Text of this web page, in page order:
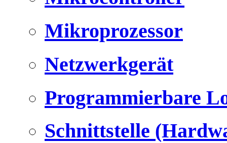
Mikroprozessor
Netzwerkgerät
Programmierbare
Schnittstelle